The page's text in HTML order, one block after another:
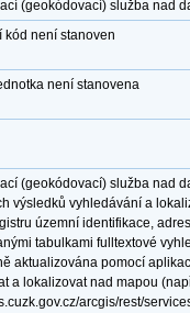
(geokódovací) služba nad
kód není stanoven
není stanovena
(geokódovací) služba nad
výsledků vyhledávání a
územní identifikace,
tabulkami fulltextové
aktualizována pomocí
a lokalizovat nad mapou
arcgis/rest/